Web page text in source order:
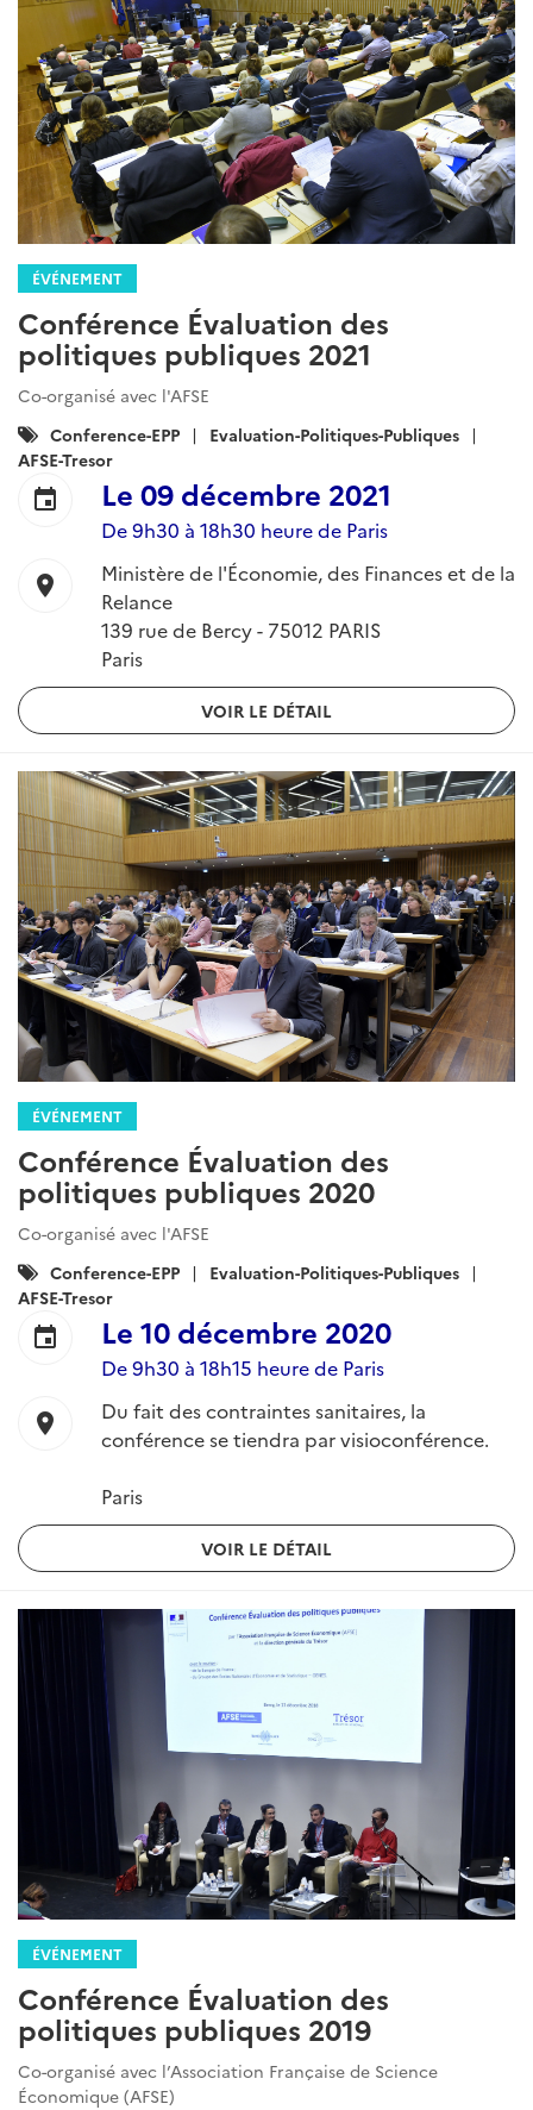
ÉVÉNEMENT
Conférence Évaluation des
politiques publiques 2021
Co-organisé avec l'AFSE
Catégories
:
Conference-EPP
Evaluation-Politiques-Publiques
AFSE-Tresor
event Le 09 décembre 2021
De 9h30 à 18h30 heure de Paris
location_on
Ministère de l'Économie, des Finances et de la
Relance
139 rue de Bercy - 75012 PARIS
Paris
VOIR LE DÉTAIL
ÉVÉNEMENT
Conférence Évaluation des
politiques publiques 2020
Co-organisé avec l'AFSE
Catégories
:
Conference-EPP
Evaluation-Politiques-Publiques
AFSE-Tresor
event Le 10 décembre 2020
De 9h30 à 18h15 heure de Paris
location_on
Du fait des contraintes sanitaires, la
conférence se tiendra par visioconférence.
Paris
VOIR LE DÉTAIL
ÉVÉNEMENT
Conférence Évaluation des
politiques publiques 2019
Co-organisé avec l’Association Française de Science
Économique (AFSE)